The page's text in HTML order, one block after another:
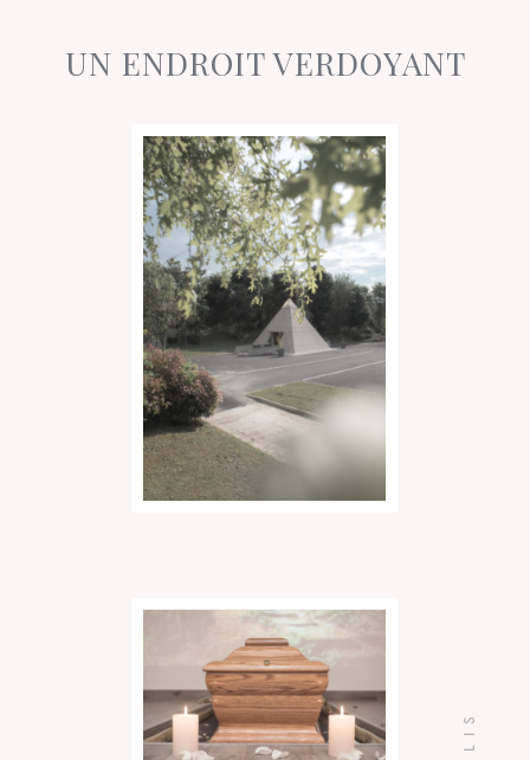
UN ENDROIT VERDOYANT